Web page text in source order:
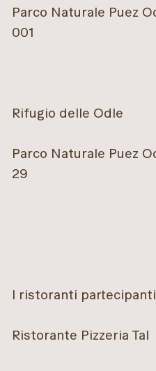
Parco Naturale Puez
001
Rifugio delle Odle
Parco Naturale Puez
29
I ristoranti
Ristorante Pizzeria Tal